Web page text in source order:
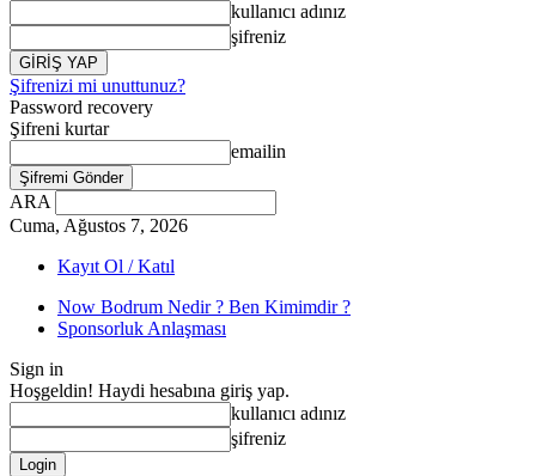
kullanıcı adınız
şifreniz
Şifrenizi mi unuttunuz?
Password recovery
Şifreni kurtar
emailin
ARA
Cuma, Ağustos 7, 2026
Kayıt Ol / Katıl
Now Bodrum Nedir ? Ben Kimimdir ?
Sponsorluk Anlaşması
Sign in
Hoşgeldin! Haydi hesabına giriş yap.
kullanıcı adınız
şifreniz